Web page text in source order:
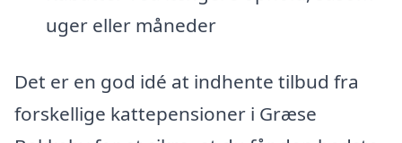
uger eller måneder
Det er en god idé at indhente tilbud fra
forskellige kattepensioner i Græse